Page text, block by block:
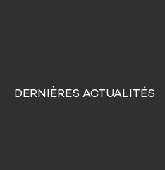
DERNIÈRES ACTUALITÉS